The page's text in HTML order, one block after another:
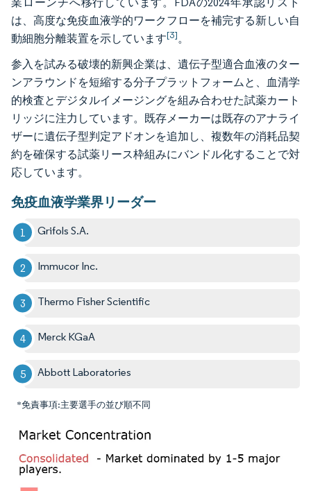
は、高度な免疫血液学的ワークフローを補完する新しい自
動細胞分離装置を示しています[3]。
参入を試みる破壊的新興企業は、遺伝子型適合血液のター
ンアラウンドを短縮する分子プラットフォームと、血清学
的検査とデジタルイメージングを組み合わせた試薬カート
リッジに注力しています。既存メーカーは既存のアナライ
ザーに遺伝子型判定アドオンを追加し、複数年の消耗品契
約を確保する試薬リース枠組みにバンドル化することで対
応しています。
免疫血液学業界リーダー
Grifols S.A.
Immucor Inc.
Thermo Fisher Scientific
Merck KGaA
Abbott Laboratories
*免責事項:主要選手の並び順不同